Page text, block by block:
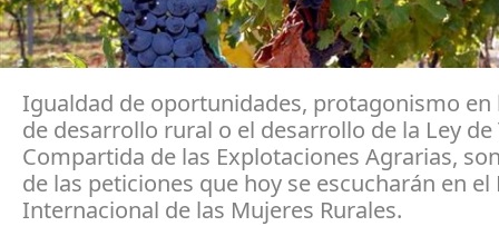
Igualdad de oportunidades, protagonismo en
de desarrollo rural o el desarrollo de la Ley
Compartida de las Explotaciones Agrarias,
de las peticiones que hoy se escucharán en el
Internacional de las Mujeres Rurales.